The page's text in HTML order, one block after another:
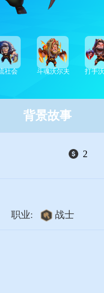
社会 斗魂沃尔夫 打手
背景故事
2
职业: 战士